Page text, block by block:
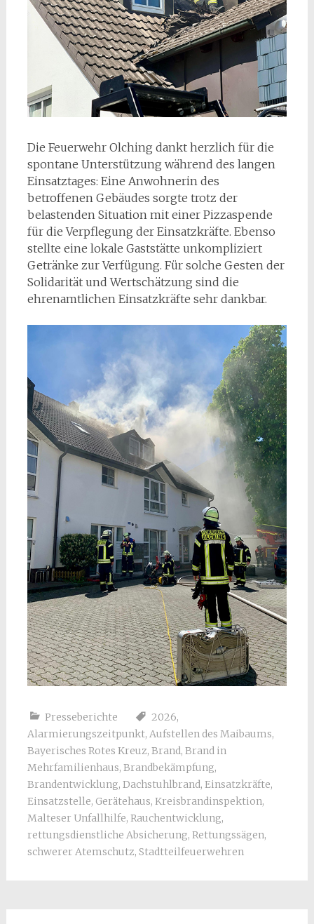
Die Feuerwehr Olching dankt herzlich für die
spontane Unterstützung während des langen
Einsatztages: Eine Anwohnerin des
betroffenen Gebäudes sorgte trotz der
belastenden Situation mit einer Pizzaspende
für die Verpflegung der Einsatzkräfte. Ebenso
stellte eine lokale Gaststätte unkompliziert
Getränke zur Verfügung. Für solche Gesten der
Solidarität und Wertschätzung sind die
ehrenamtlichen Einsatzkräfte sehr dankbar.
Presseberichte 2026,
Alarmierungszeitpunkt, Aufstellen des Maibaums,
Bayerisches Rotes Kreuz, Brand, Brand in
Mehrfamilienhaus, Brandbekämpfung,
Brandentwicklung, Dachstuhlbrand, Einsatzkräfte,
Einsatzstelle, Gerätehaus, Kreisbrandinspektion,
Malteser Unfallhilfe, Rauchentwicklung,
rettungsdienstliche Absicherung, Rettungssägen,
schwerer Atemschutz, Stadtteilfeuerwehren